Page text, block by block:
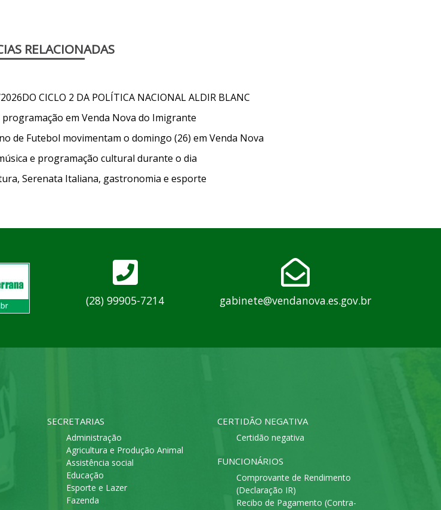
RELACIONADAS
CICLO 2 DA POLÍTICA NACIONAL ALDIR BLANC
programação em Venda Nova do Imigrante
de Futebol movimentam o domingo (26) em Venda Nova
e programação cultural durante o dia
Serenata Italiana, gastronomia e esporte
(28) 99905-7214 gabinete@vendanova.es.gov.br
SECRETARIAS
Administração
Agricultura e Produção Animal
Assistência social
Educação
Esporte e Lazer
Fazenda
CERTIDÃO NEGATIVA
Certidão negativa
FUNCIONÁRIOS
Comprovante de Rendimento
(Declaração IR)
Recibo de Pagamento (Contra-